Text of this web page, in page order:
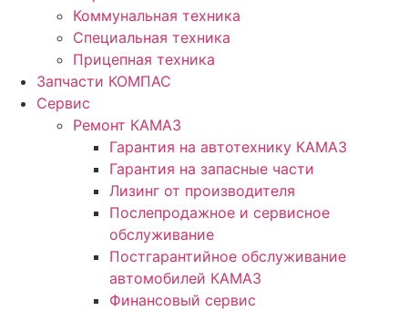
Коммунальная техника
Специальная техника
Прицепная техника
Запчасти КОМПАС
Сервис
Ремонт КАМАЗ
Гарантия на автотехнику КАМАЗ
Гарантия на запасные части
Лизинг от производителя
Послепродажное и сервисное
обслуживание
Постгарантийное обслуживание
автомобилей КАМАЗ
Финансовый сервис